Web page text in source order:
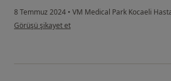
8 Temmuz 2024 • VM Medical Park Kocaeli
kullanıcının görüşüne göre m....k
Görüşü şikayet et